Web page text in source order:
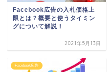
Facebook広告の入札価格上
限とは？概要と使うタイミン
グについて解説！
2021年5月13日
Facebook広告